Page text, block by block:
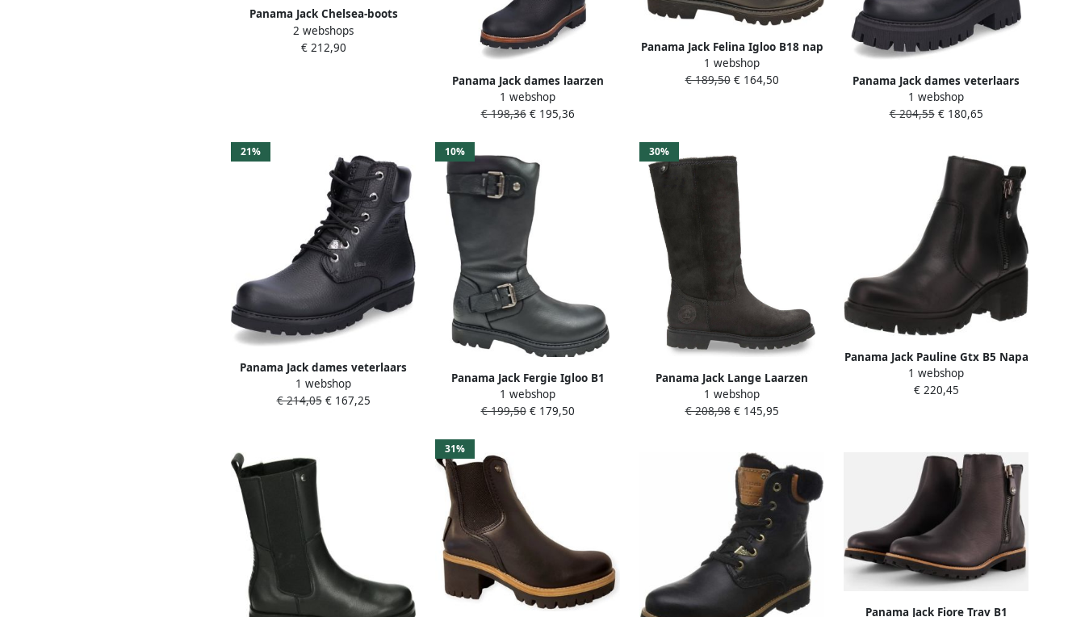
Panama Jack Chelsea-boots
Brigitte Igloo met binnenkant
van lamsvacht
2 webshops
€ 212,90
Panama Jack dames laarzen
zwart
1 webshop
€ 198,36€ 195,36
Panama Jack Felina Igloo B18 nap
gra Black Dames Laarzen Zwart
1 webshop
€ 189,50€ 164,50
Panama Jack dames veterlaars
zwart
1 webshop
€ 204,55€ 180,65
21%
Panama Jack dames veterlaars
zwart
1 webshop
€ 214,05€ 167,25
10%
Panama Jack Fergie Igloo B1
Napa Grass Neg Dames Laarzen
Zwart
1 webshop
€ 199,50€ 179,50
30%
Panama Jack Lange Laarzen
Bambina B140 Zwart Suède
Warm Gevoerd
1 webshop
€ 208,98€ 145,95
Panama Jack Pauline Gtx B5 Napa
Enkellaars voor dames Zwart
1 webshop
€ 220,45
31%
Panama Jack Fiore Trav B1